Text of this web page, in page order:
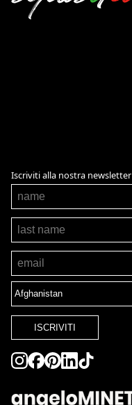
Iscriviti alla nostra newsletter
ISCRIVITI